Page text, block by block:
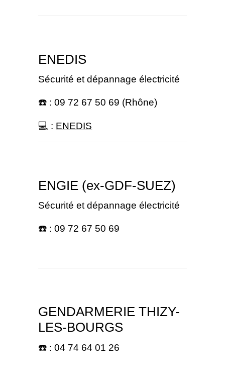
ENEDIS
Sécurité et dépannage électricité
☎️ : 09 72 67 50 69 (Rhône)
💻 : ENEDIS
ENGIE (ex-GDF-SUEZ)
Sécurité et dépannage électricité
☎️ : 09 72 67 50 69
GENDARMERIE THIZY-
LES-BOURGS
☎️ : 04 74 64 01 26